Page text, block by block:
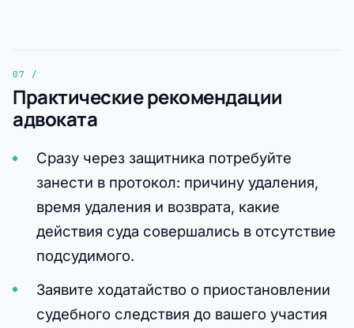
Практические рекомендации
адвоката
Сразу через защитника потребуйте
занести в протокол: причину удаления,
время удаления и возврата, какие
действия суда совершались в отсутствие
подсудимого.
Заявите ходатайство о приостановлении
судебного следствия до вашего участия